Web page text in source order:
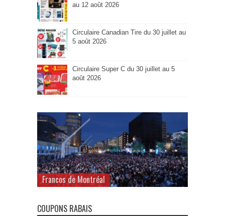
au 12 août 2026
Circulaire Canadian Tire du 30 juillet au
5 août 2026
Circulaire Super C du 30 juillet au 5
août 2026
Francos de Montréal
COUPONS RABAIS